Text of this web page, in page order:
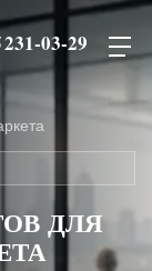
231-03-29
ДЛЯ